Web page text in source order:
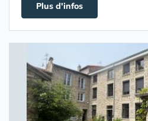
Plus d'infos